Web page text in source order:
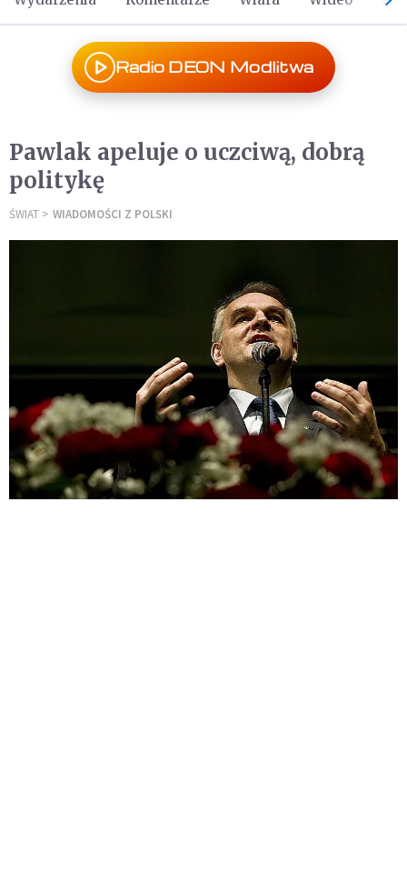
Radio DEON Modlitwa
Pawlak apeluje o uczciwą, dobrą
politykę
ŚWIAT WIADOMOŚCI Z POLSKI